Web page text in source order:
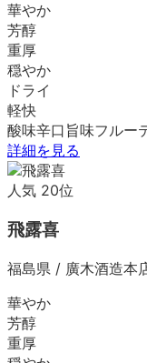
華やか
芳醇
重厚
穏やか
ドライ
軽快
酸味辛口 旨味フルー
詳細を見る
人気 20位
飛露喜
福島県 / 廣木酒造本
華やか
芳醇
重厚